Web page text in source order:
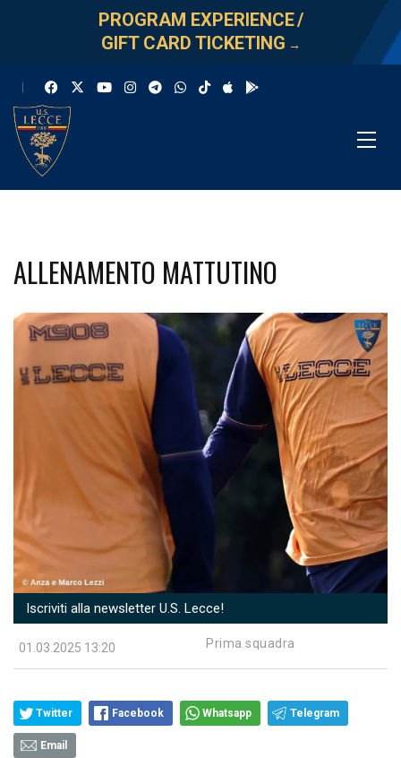
PROGRAM EXPERIENCE/
GIFT CARD TICKETING →
ALLENAMENTO MATTUTINO
Iscriviti alla newsletter U.S. Lecce!
01.03.2025 13:20 Prima squadra
Twitter Facebook Whatsapp Telegram
Email